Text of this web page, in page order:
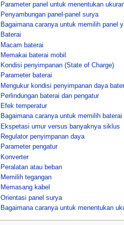
Parameter panel untuk menentukan
Penyambungan panel-panel surya
Bagaimana caranya untuk memilih panel
Baterai
Macam baterai
Memakai baterai mobil
Kondisi penyimpanan (State of Charge)
Parameter baterai
Mengukur kondisi penyimpanan daya
Perlindungan baterai dan pengatur
Efek temperatur
Bagaimana caranya untuk memilih
Ekspetasi umur versus banyaknya siklus
Regulator penyimpanan daya
Parameter pengatur
Konverter
Peralatan atau beban
Memilih tegangan
Memasang kabel
Orientasi panel surya
Bagaimana caranya untuk menentukan